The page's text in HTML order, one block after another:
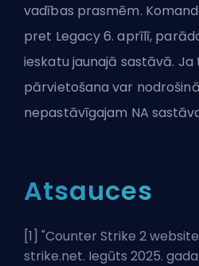
vadības prasmēm.
pret Legacy 6. aprīlī,
ieskatu jaunajā sastāvā. Ja
pārvietošana var
nepastāvīgajam NA
Atsauces
[1] "Counter Strike 2 website
strike.net. Iegūts 2025.